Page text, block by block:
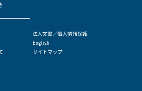
法人文書／個人情報保護
English
サイトマップ